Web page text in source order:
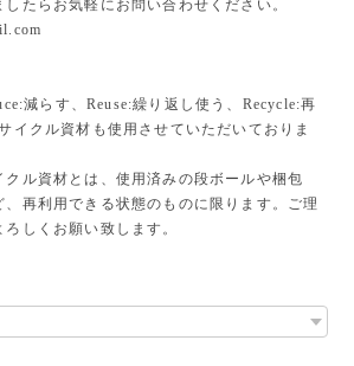
たらお気軽にお問い合わせください。
減らす、Reuse:繰り返し使う、Recycle:再
イクル資材も使用させていただいておりま
クル資材とは、使用済みの段ボールや梱包
再利用できる状態のものに限ります。ご理
しくお願い致します。